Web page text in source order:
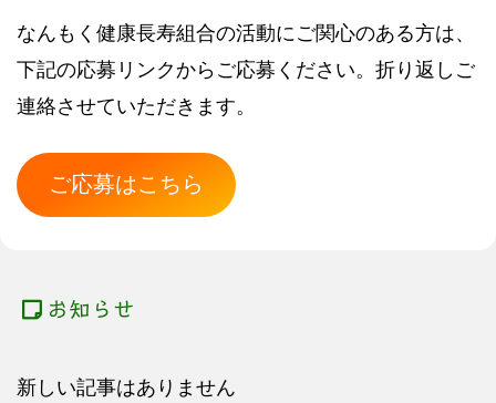
なんもく健康長寿組合の活動にご関心のある方は、
下記の応募リンクからご応募ください。折り返しご
連絡させていただきます。
ご応募はこちら
お知らせ
新しい記事はありません